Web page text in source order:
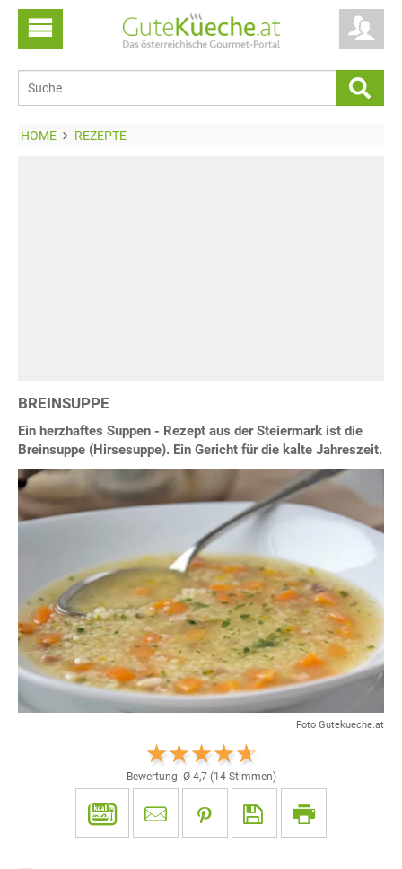
HOME REZEPTE
BREINSUPPE
Ein herzhaftes Suppen - Rezept aus der Steiermark ist die
Breinsuppe (Hirsesuppe). Ein Gericht für die kalte Jahreszeit.
Foto Gutekueche.at
Bewertung: Ø 4,7(14Stimmen)